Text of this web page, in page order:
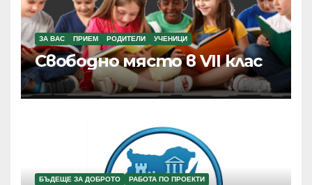
ЗА ВАС ПРИЕМ РОДИТЕЛИ УЧЕНИЦИ
Свободно място в VII клас
БЪДЕЩЕ ЗА ДОБРОТО РАБОТА ПО ПРОЕКТИ